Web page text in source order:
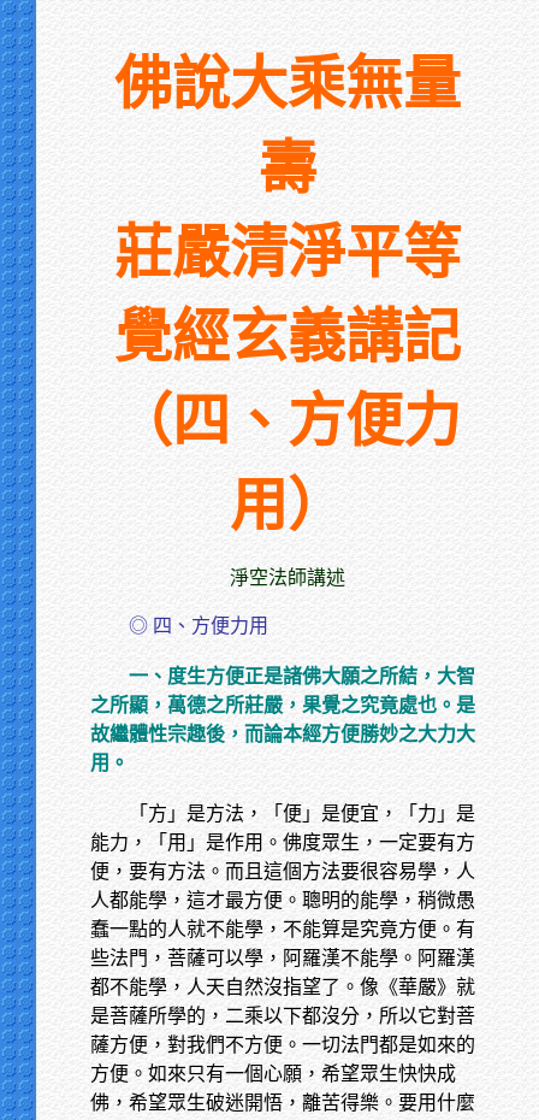
佛說大乘無量
壽
莊嚴清淨平等
覺經玄義講記
（ 四、方便力
用）
淨空法師講述
◎ 四、方便力用
一、度生方便正是諸佛大願之所結，大智
之所顯，萬德之所莊嚴，果覺之究竟處也。是
故繼體性宗趣後，而論本經方便勝妙之大力大
用。
「方」是方法，「便」是便宜，「力」是
能力，「用」是作用。佛度眾生，一定要有方
便，要有方法。而且這個方法要很容易學，人
人都能學，這才最方便。聰明的能學，稍微愚
蠢一點的人就不能學，不能算是究竟方便。有
些法門，菩薩可以學，阿羅漢不能學。阿羅漢
都不能學，人天自然沒指望了。像《華嚴》就
是菩薩所學的，二乘以下都沒分，所以它對菩
薩方便，對我們不方便。一切法門都是如來的
方便。如來只有一個心願，希望眾生快快成
佛，希望眾生破迷開悟，離苦得樂。要用什麼